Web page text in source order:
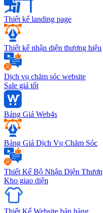
Thiết kế landing page
Thiết kế nhận diện thương hiệu
Dịch vụ chăm sóc website
Sale giá tốt
Bảng Giá Web4s
Bảng Giá Dịch Vụ Chăm Sóc
Thiết Kế Bộ Nhận Diện
Kho giao diện
Thiết Kế Website bán hàng